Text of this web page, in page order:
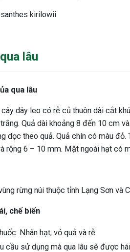
kirilowii
lâu
qua lâu
dây leo có rễ củ thuôn dài cắt
Quả dài khoảng 8 đến 10 cm
dọc theo quả. Quả chín có màu
rộng 6 – 10 mm. Mặt ngoài hạt có
rừng núi thuộc tỉnh Lạng Sơn và
chế biến
Nhân hạt, vỏ quả và rễ
cầu sử dụng mà qua lâu sẽ được